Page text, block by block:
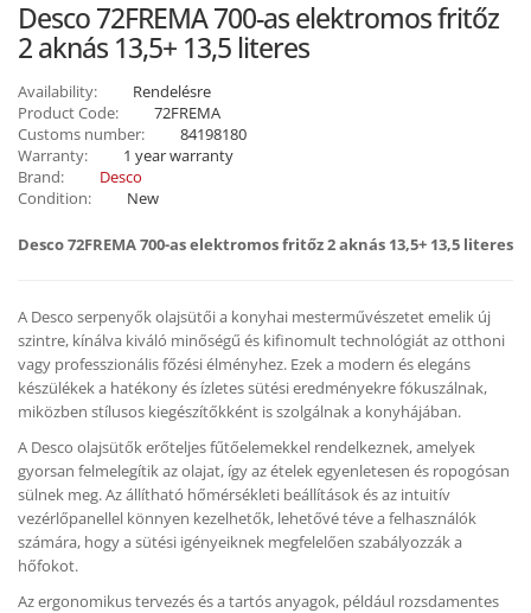
Desco 72FREMA 700-as elektromos fritőz
2 aknás 13,5+ 13,5 literes
Availability:
Rendelésre
Product Code:
72FREMA
Customs number:
84198180
Warranty:
1 year warranty
Brand:
Desco
Condition:
New
Desco 72FREMA 700-as elektromos fritőz 2 aknás 13,5+ 13,5 literes
A Desco serpenyők olajsütői a konyhai mesterművészetet emelik új
szintre, kínálva kiváló minőségű és kifinomult technológiát az otthoni
vagy professzionális főzési élményhez. Ezek a modern és elegáns
készülékek a hatékony és ízletes sütési eredményekre fókuszálnak,
miközben stílusos kiegészítőkként is szolgálnak a konyhájában.
A Desco olajsütők erőteljes fűtőelemekkel rendelkeznek, amelyek
gyorsan felmelegítik az olajat, így az ételek egyenletesen és ropogósan
sülnek meg. Az állítható hőmérsékleti beállítások és az intuitív
vezérlőpanellel könnyen kezelhetők, lehetővé téve a felhasználók
számára, hogy a sütési igényeiknek megfelelően szabályozzák a
hőfokot.
Az ergonomikus tervezés és a tartós anyagok, például rozsdamentes